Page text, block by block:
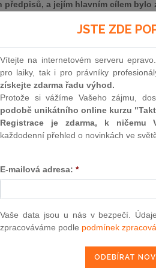
předpisů, a jejím hlavním cílem
několik dříve samostatných
je však třeba připomenout pár
sociální pomoci, účinný od 1. října
dávek, konkrétně přídavku na
na bydlení, do jediné modulární
na bydlení, složky na živobytí,
více
zjednodušit a zpřehlednit dávkovou
zlepšit (především prací, ale i
nezaopatřených dětí) a
JSTE ZDE
Vítejte na internetovém serveru
pro laiky, tak i pro právníky
získejte zdarma řadu výhod.
Protože si vážíme Vašeho zájmu,
podobě unikátního online kurzu
Registrace je zdarma, k ničemu
každodenní přehled o novinkách ve
E-mailová adresa: *
Vaše data jsou u nás v bezpečí.
zpracováváme podle podmínek